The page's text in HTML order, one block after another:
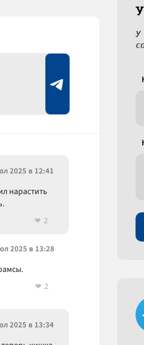
2025 в 12:41
нарастить
2
2025 в 13:28
2
2025 в 13:34
У